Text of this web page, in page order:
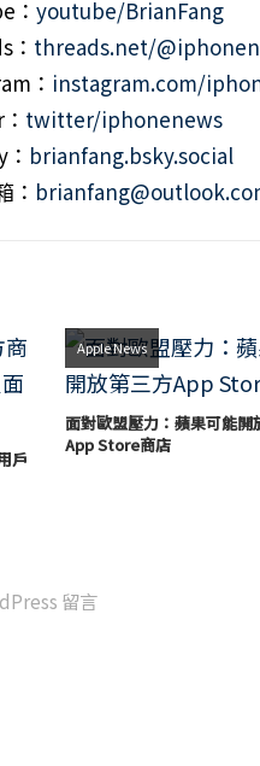
： youtube/BrianFang
： threads.net/
： instagram.com/
twitter/iphonenews
brianfang.bsky.social
：
戶
Apple News
面對歐盟壓力：蘋果可能開
App Store商店
留言